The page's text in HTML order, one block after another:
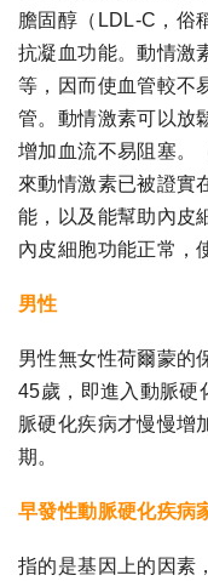
膽固醇（LDL-C，俗
抗凝血功能。動情激
等，因而使血管較不
管。動情激素可以放
增加血流不易阻塞。
來動情激素已被證實
能，以及能幫助內皮
內皮細胞功能正常，
男性
男性無女性荷爾蒙的
45歲，即進入動脈硬
脈硬化疾病才慢慢增
期。
早發性動脈硬化疾病
指的是基因上的因素